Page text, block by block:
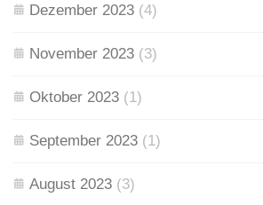
Dezember 2023 (4)
November 2023 (3)
Oktober 2023 (1)
September 2023 (1)
August 2023 (3)